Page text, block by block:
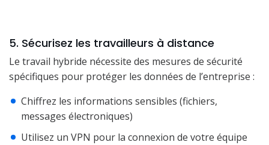
5. Sécurisez les travailleurs à distance
Le travail hybride nécessite des mesures de sécurité
spécifiques pour protéger les données de l’entreprise :
Chiffrez les informations sensibles (fichiers,
messages électroniques)
Utilisez un VPN pour la connexion de votre équipe